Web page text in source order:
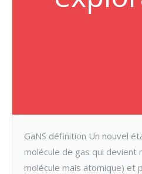
GaNS définition Un nouvel
molécule de gas qui devient
molécule mais atomique) et